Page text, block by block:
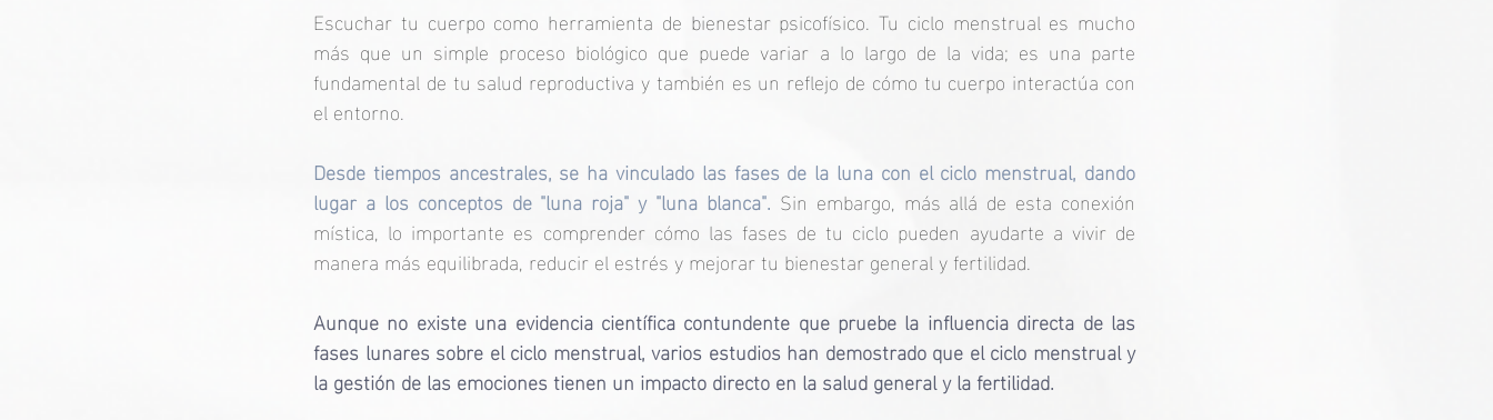
Escuchar tu cuerpo como herramienta de bienestar psicofísico. Tu ciclo menstrual es mucho
más que un simple proceso biológico que puede variar a lo largo de la vida; es una parte
fundamental de tu salud reproductiva y también es un reflejo de cómo tu cuerpo interactúa con
el entorno.
Desde tiempos ancestrales, se ha vinculado las fases de la luna con el ciclo menstrual, dando
lugar a los conceptos de "luna roja" y "luna blanca". Sin embargo, más allá de esta conexión
mística, lo importante es comprender cómo las fases de tu ciclo pueden ayudarte a vivir de
manera más equilibrada, reducir el estrés y mejorar tu bienestar general y fertilidad.
Aunque no existe una evidencia científica contundente que pruebe la influencia directa de las
fases lunares sobre el ciclo menstrual, varios estudios han demostrado que el ciclo menstrual y
la gestión de las emociones tienen un impacto directo en la salud general y la fertilidad.